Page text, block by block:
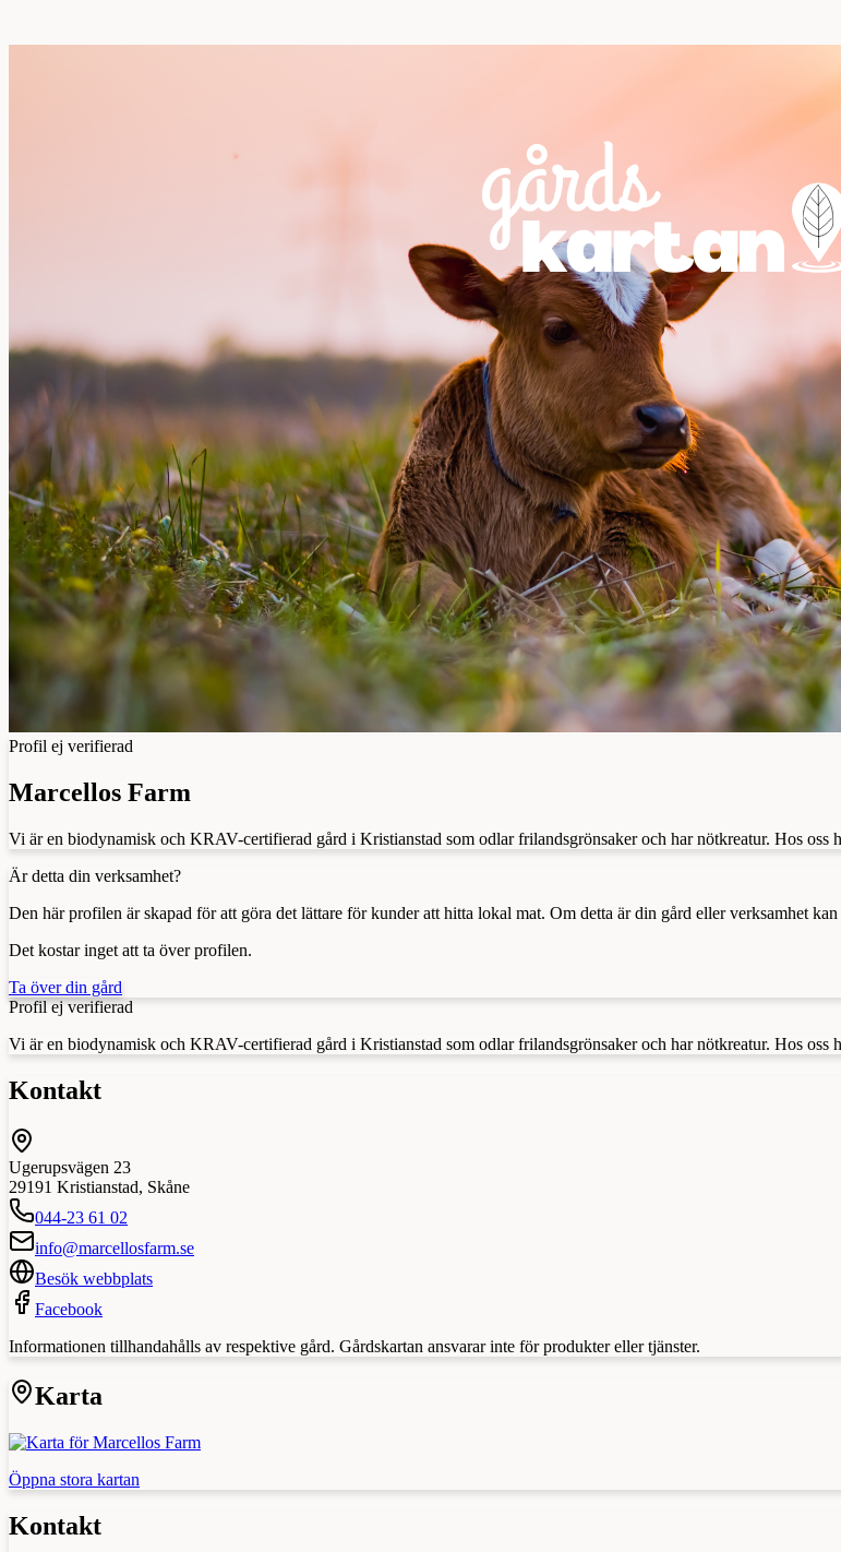
Profil ej verifierad
Marcellos Farm
Vi är en biodynamisk och KRAV-certifierad gård i Kristianstad som odlar frilandsgrönsaker och har nötkreatur. Hos oss
Är detta din verksamhet?
Den här profilen är skapad för att göra det lättare för kunder att hitta lokal mat. Om detta är din gård eller verksamhet
Det kostar inget att ta över profilen.
Ta över din gård
Profil ej verifierad
Vi är en biodynamisk och KRAV-certifierad gård i Kristianstad som odlar frilandsgrönsaker och har nötkreatur. Hos oss
Kontakt
Ugerupsvägen 23
29191 Kristianstad, Skåne
044-23 61 02
info@marcellosfarm.se
Besök webbplats
Facebook
Informationen tillhandahålls av respektive gård. Gårdskartan ansvarar inte för produkter eller tjänster.
Karta
Öppna stora kartan
Kontakt